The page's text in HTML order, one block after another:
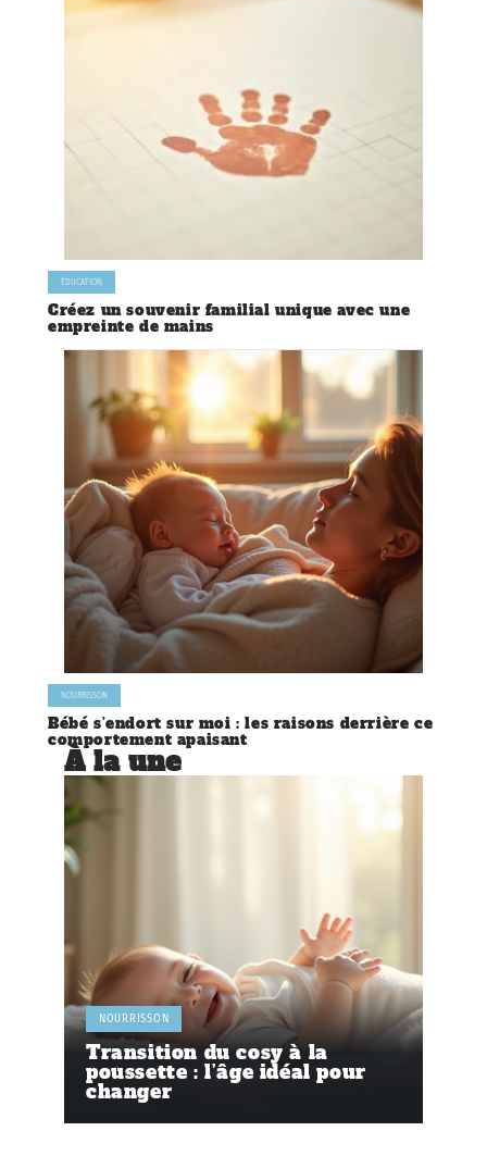
ÉDUCATION
Créez un souvenir familial unique avec une
empreinte de mains
NOURRISSON
Bébé s’endort sur moi : les raisons derrière ce
comportement apaisant
À la une
NOURRISSON
Transition du cosy à la
poussette : l’âge idéal pour
changer